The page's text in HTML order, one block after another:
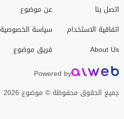
اتصل بنا
اتفاقية الاستخدام
About Us
عن موضوع
سياسة الخصوصية
فريق موضوع
Powered by
جميع الحقوق محفوظة © موضوع 2026